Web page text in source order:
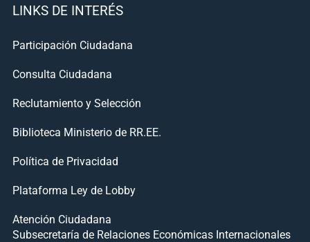
LINKS DE INTERÉS
Participación Ciudadana
Consulta Ciudadana
Reclutamiento y Selección
Biblioteca Ministerio de RR.EE.
Política de Privacidad
Plataforma Ley de Lobby
Atención Ciudadana
Subsecretaría de Relaciones Económicas Internacionales